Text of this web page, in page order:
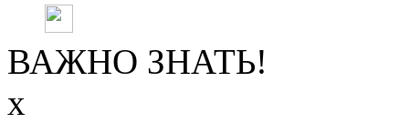
ВАЖНО ЗНАТЬ!
х